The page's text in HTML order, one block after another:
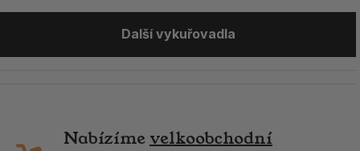
Další vykuřovadla
Nabízíme velkoobchodní